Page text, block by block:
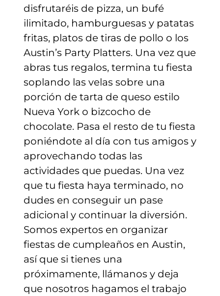
disfrutaréis de pizza, un bufé
ilimitado, hamburguesas y patatas
fritas, platos de tiras de pollo o los
Austin’s Party Platters. Una vez que
abras tus regalos, termina tu fiesta
soplando las velas sobre una
porción de tarta de queso estilo
Nueva York o bizcocho de
chocolate. Pasa el resto de tu fiesta
poniéndote al día con tus amigos y
aprovechando todas las
actividades que puedas. Una vez
que tu fiesta haya terminado, no
dudes en conseguir un pase
adicional y continuar la diversión.
Somos expertos en organizar
fiestas de cumpleaños en Austin,
así que si tienes una
próximamente, llámanos y deja
que nosotros hagamos el trabajo